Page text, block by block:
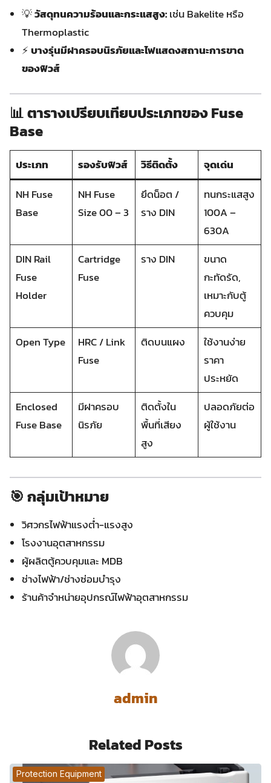
💡วัสดุทนความร้อนและกระแสสูง:เช่น Bakelite หรือ
Thermoplastic
⚡บางรุ่นมีฝาครอบนิรภัยและไฟแสดงสถานะการขาด
ของฟิวส์
📊 ตารางเปรียบเทียบประเภทของ Fuse
Base
ประเภท รองรับฟิวส์ วิธีติดตั้ง
จุดเด่น
NH Fuse
Base
NH Fuse
Size 00 – 3
ยึดน็อต /
ราง DIN
ทนกระแสสูง
100A –
630A
DIN Rail
Fuse
Holder
Cartridge
Fuse
ราง DIN
ขนาด
กะทัดรัด,
เหมาะกับตู้
ควบคุม
Open Type
HRC / Link
Fuse
ติดบนแผง
ใช้งานง่าย
ราคา
ประหยัด
Enclosed
Fuse Base
มีฝาครอบ
นิรภัย
ติดตั้งใน
พื้นที่เสียง
สูง
ปลอดภัยต่อ
ผู้ใช้งาน
🎯 กลุ่มเป้าหมาย
วิศวกรไฟฟ้าแรงต่ำ-แรงสูง
โรงงานอุตสาหกรรม
ผู้ผลิตตู้ควบคุมและ MDB
ช่างไฟฟ้า/ช่างซ่อมบำรุง
ร้านค้าจำหน่ายอุปกรณ์ไฟฟ้าอุตสาหกรรม
admin
Related Posts
Protection Equipment